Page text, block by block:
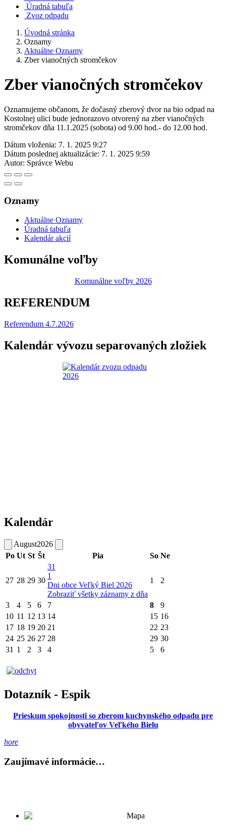
Úradná tabuľa
Zvoz odpadu
Úvodná stránka
Oznamy
Aktuálne Oznamy
Zber vianočných stromčekov
Zber vianočných stromčekov
Oznamujeme občanom, že dočasný zberový dvor na bio odpad na
Kostolnej ulici bude jednorazovo otvorený na zber vianočných
stromčekov dňa 11.1.2025 (sobota) od 9.00 hod.- do 12.00 hod.
Dátum vloženia: 7. 1. 2025 9:27
Dátum poslednej aktualizácie: 7. 1. 2025 9:59
Autor: Správce Webu
Oznamy
Aktuálne Oznamy
Úradná tabuľa
Kalendár akcií
Komunálne voľby
Komunálne voľby 2026
REFERENDUM
Referendum 4.7.2026
Kalendár vývozu separovaných zložiek
Kalendár
August2026
Po Ut St Št Pia So Ne
27 28 29 30
31
1
Dni obce Veľký Biel 2026
Zobraziť všetky záznamy z dňa
1 2
3 4 5 6 7 8
9
10 11 12 13 14 15 16
17 18 19 20 21 22 23
24 25 26 27 28 29 30
31 1 2 3 4 5 6
Dotazník - Espik
Prieskum spokojnosti so zberom kuchynského odpadu pre
obyvateľov Veľkého Bielu
hore
Zaujímavé informácie…